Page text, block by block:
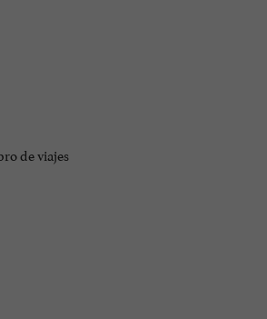
de viajes